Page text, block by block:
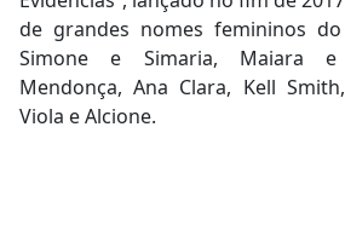
de grandes nomes femininos
Simone e Simaria, Maiara e
Mendonça, Ana Clara, Kell
Viola e Alcione.